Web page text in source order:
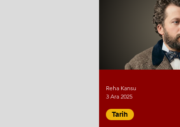
Tarih
Reha Kansu
3 Ara 2025